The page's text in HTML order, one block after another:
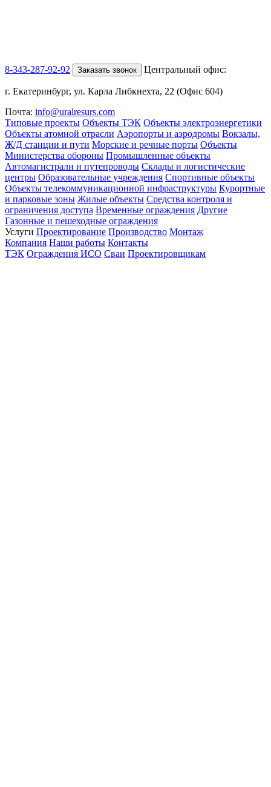
8-343-287-92-92 Заказать звонок Центральный офис:
г. Екатеринбург, ул. Карла Либкнехта, 22 (Офис 604)
Почта: info@uralresurs.com
Типовые проекты Объекты ТЭК Объекты электроэнергетики
Объекты атомной отрасли Аэропорты и аэродромы Вокзалы,
Ж/Д станции и пути Морские и речные порты Объекты
Министерства обороны Промышленные объекты
Автомагистрали и путепроводы Склады и логистические
центры Образовательные учреждения Спортивные объекты
Объекты телекоммуникационной инфраструктуры Курортные
и парковые зоны Жилые объекты Средства контроля и
ограничения доступа Временные ограждения Другие
Газонные и пешеходные ограждения
Услуги Проектирование Производство Монтаж
Компания Наши работы Контакты
ТЭК Ограждения ИСО Сваи Проектировщикам